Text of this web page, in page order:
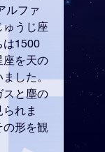
ルファ
ゅうじ座
は1500
座を天の
ました。
スと塵の
れま
の形を観